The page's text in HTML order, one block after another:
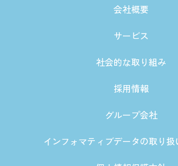
会社概要
サービス
社会的な取り組み
採用情報
グループ会社
インフォマティブデータの取り扱